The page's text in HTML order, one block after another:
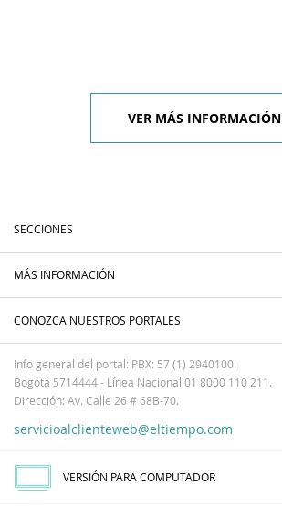
VER MÁS INFORMACIÓN
SECCIONES
MÁS INFORMACIÓN
CONOZCA NUESTROS PORTALES
Info general del portal: PBX: 57 (1) 2940100.
Bogotá 5714444 - Línea Nacional 01 8000 110 211.
Dirección: Av. Calle 26 # 68B-70.
servicioalclienteweb@eltiempo.com
VERSIÓN PARA COMPUTADOR